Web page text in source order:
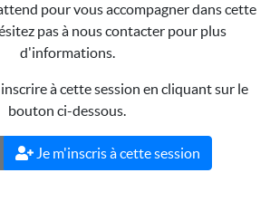
pour vous accompagner dans cette
pas à nous contacter pour plus
d'informations.
à cette session en cliquant sur le
bouton ci-dessous.
Je m'inscris à cette session